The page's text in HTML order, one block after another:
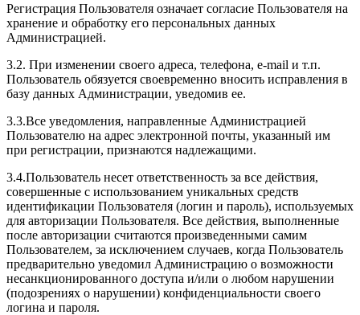
Регистрация Пользователя означает согласие Пользователя на
хранение и обработку его персональных данных
Администрацией.
3.2. При изменении своего адреса, телефона, e-mail и т.п.
Пользователь обязуется своевременно вносить исправления в
базу данных Администрации, уведомив ее.
3.3.Все уведомления, направленные Администрацией
Пользователю на адрес электронной почты, указанный им
при регистрации, признаются надлежащими.
3.4.Пользователь несет ответственность за все действия,
совершенные с использованием уникальных средств
идентификации Пользователя (логин и пароль), используемых
для авторизации Пользователя. Все действия, выполненные
после авторизации считаются произведенными самим
Пользователем, за исключением случаев, когда Пользователь
предварительно уведомил Администрацию о возможности
несанкционированного доступа и/или о любом нарушении
(подозрениях о нарушении) конфиденциальности своего
логина и пароля.